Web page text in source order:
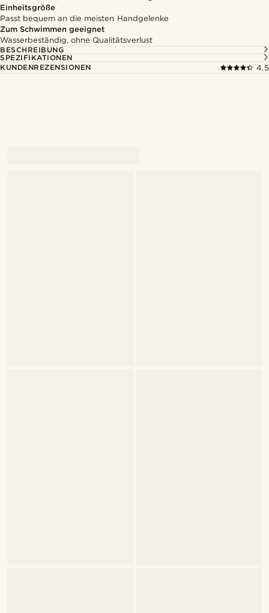
Einheitsgröße
Passt bequem an die meisten Handgelenke
Zum Schwimmen geeignet
Wasserbeständig, ohne Qualitätsverlust
BESCHREIBUNG
SPEZIFIKATIONEN
KUNDENREZENSIONEN
4.5